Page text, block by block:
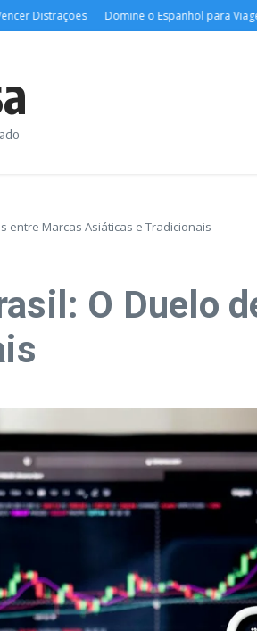
Distrações Domine o Espanhol para
entre Marcas Asiáticas e Tradicionais
O Duelo